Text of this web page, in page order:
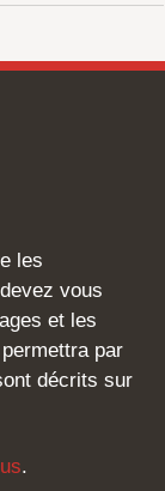
les
vous
et les
par
décrits sur
.